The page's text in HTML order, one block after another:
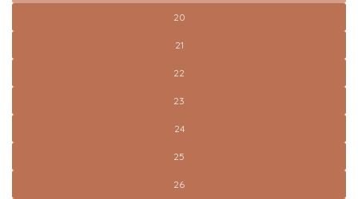
20
21
22
23
24
25
26